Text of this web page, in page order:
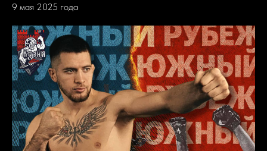
9 мая 2025 года